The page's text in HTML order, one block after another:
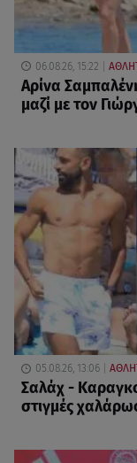
06.08.26, 15:22
Αρίνα
μαζί με τον
05.08.26, 13:06
Σαλάχ -
στιγμές